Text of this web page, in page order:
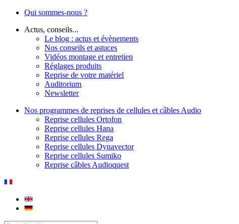
Qui sommes-nous ?
Actus, conseils...
Le blog : actus et évènements
Nos conseils et astuces
Vidéos montage et entretien
Réglages produits
Reprise de votre matériel
Auditorium
Newsletter
Nos programmes de reprises de cellules et câbles Audio
Reprise cellules Ortofon
Reprise cellules Hana
Reprise cellules Rega
Reprise cellules Dynavector
Reprise cellules Sumiko
Reprise câbles Audioquest